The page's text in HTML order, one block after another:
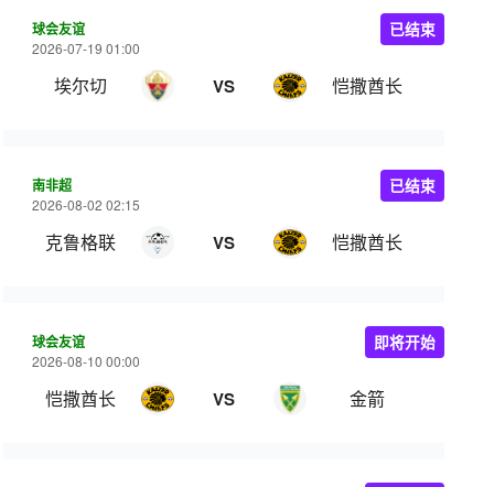
球会友谊
2026-07-19 01:00
埃尔切 VS 恺撒酋长
已结束
南非超
2026-08-02 02:15
克鲁格联 VS 恺撒酋长
已结束
球会友谊
2026-08-10 00:00
恺撒酋长 VS 金箭
即将开始